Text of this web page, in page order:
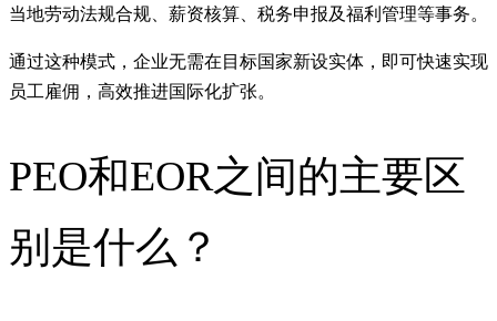
当地劳动法规合规、薪资核算、税务申报及福利管理等事务。
通过这种模式，企业无需在目标国家新设实体，即可快速实现
员工雇佣，高效推进国际化扩张。
PEO和EOR之间的主要区
别是什么？